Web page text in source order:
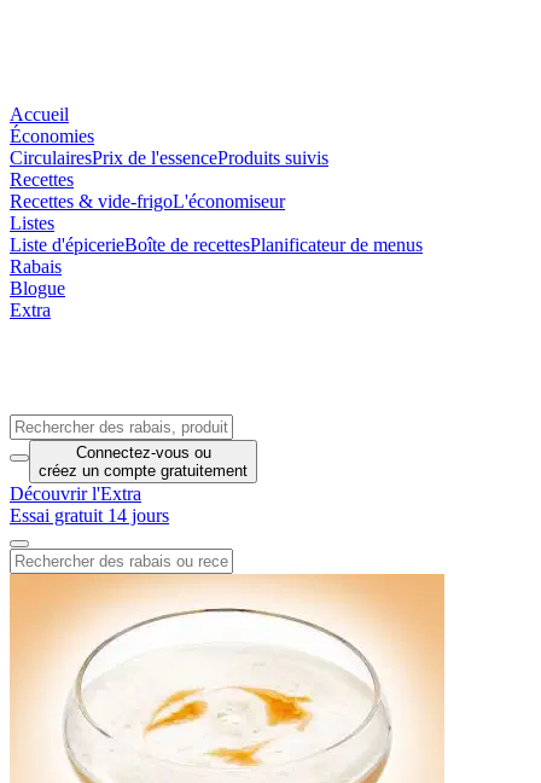
Accueil
Économies
CirculairesPrix de l'essenceProduits suivis
Recettes
Recettes & vide-frigoL'économiseur
Listes
Liste d'épicerieBoîte de recettesPlanificateur de menus
Rabais
Blogue
Extra
Connectez-vous ou
créez un compte gratuitement
Découvrir l'Extra
Essai gratuit 14 jours